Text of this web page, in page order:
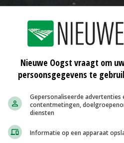
Nieuwe Oogst vraagt om
persoonsgegevens te
Gepersonaliseerde
contentmetingen,
diensten
Informatie op een apparaat